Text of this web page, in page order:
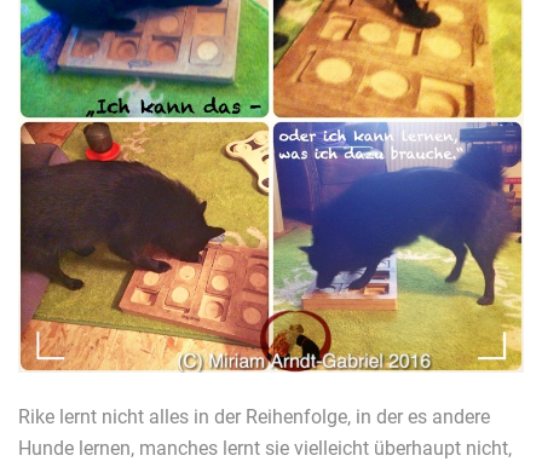
Rike lernt nicht alles in der Reihenfolge, in der es andere
Hunde lernen, manches lernt sie vielleicht überhaupt nicht,